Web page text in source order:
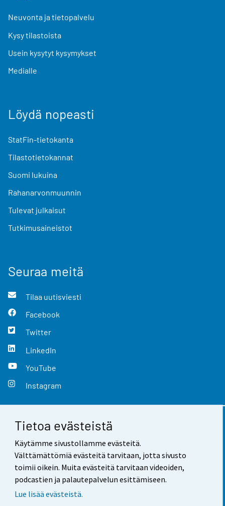
Tietoa evästeistä
Käytämme sivustollamme evästeitä.
Välttämättömiä evästeitä tarvitaan, jotta sivusto
toimii oikein. Muita evästeitä tarvitaan videoiden,
podcastien ja palautepalvelun esittämiseen.
Lue lisää evästeistä.
Neuvonta ja tietopalvelu
Kysy tilastoista
Usein kysytyt kysymykset
Medialle
Löydä nopeasti
StatFin-tietokanta
Tilastotietokannat
Suomi lukuina
Rahanarvonmuunnin
Tulevat julkaisut
Tutkimusaineistot
Seuraa meitä
Tilaa uutisviesti
Facebook
Twitter
LinkedIn
YouTube
Instagram
Yhteystiedot
Palaute
Käyttöehdot